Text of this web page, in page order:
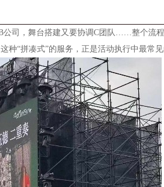
司，舞台搭建又要协调C团队……整个流程
“拼凑式”的服务，正是活动执行中最常见